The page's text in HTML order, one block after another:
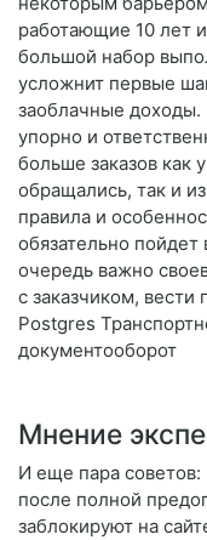
работающие 10 лет
большой набор
усложнит первые
заоблачные
упорно и
больше заказов как
обращались, так и
правила и
обязательно
очередь важно
с заказчиком, вести
Postgres
документооборот
Мнение
И еще пара советов:
после полной
заблокируют на